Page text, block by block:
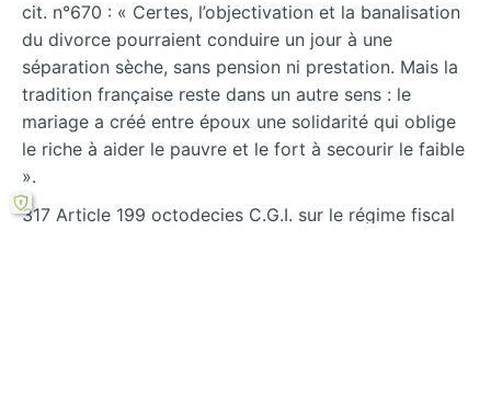
cit. n°670 : « Certes, l’objectivation et la banalisation
du divorce pourraient conduire un jour à une
séparation sèche, sans pension ni prestation. Mais la
tradition française reste dans un autre sens : le
mariage a créé entre époux une solidarité qui oblige
le riche à aider le pauvre et le fort à secourir le faible
».
317 Article 199 octodecies C.G.I. sur le régime fiscal